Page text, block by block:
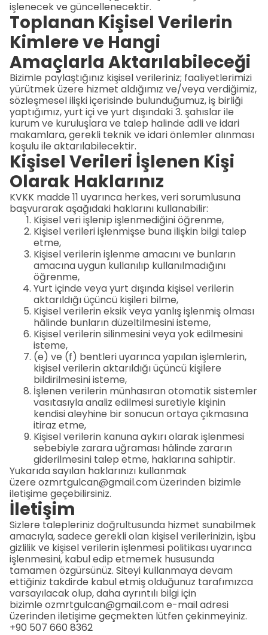
işlenecek ve güncellenecektir.
Toplanan Kişisel Verilerin
Kimlere ve Hangi
Amaçlarla Aktarılabileceği
Bizimle paylaştığınız kişisel verileriniz; faaliyetlerimizi
yürütmek üzere hizmet aldığımız ve/veya verdiğimiz,
sözleşmesel ilişki içerisinde bulunduğumuz, iş birliği
yaptığımız, yurt içi ve yurt dışındaki 3. şahıslar ile
kurum ve kuruluşlara ve talep halinde adli ve idari
makamlara, gerekli teknik ve idari önlemler alınması
koşulu ile aktarılabilecektir.
Kişisel Verileri İşlenen Kişi
Olarak Haklarınız
KVKK madde 11 uyarınca herkes, veri sorumlusuna
başvurarak aşağıdaki haklarını kullanabilir:
Kişisel veri işlenip işlenmediğini öğrenme,
Kişisel verileri işlenmişse buna ilişkin bilgi talep
etme,
Kişisel verilerin işlenme amacını ve bunların
amacına uygun kullanılıp kullanılmadığını
öğrenme,
Yurt içinde veya yurt dışında kişisel verilerin
aktarıldığı üçüncü kişileri bilme,
Kişisel verilerin eksik veya yanlış işlenmiş olması
hâlinde bunların düzeltilmesini isteme,
Kişisel verilerin silinmesini veya yok edilmesini
isteme,
(e) ve (f) bentleri uyarınca yapılan işlemlerin,
kişisel verilerin aktarıldığı üçüncü kişilere
bildirilmesini isteme,
İşlenen verilerin münhasıran otomatik sistemler
vasıtasıyla analiz edilmesi suretiyle kişinin
kendisi aleyhine bir sonucun ortaya çıkmasına
itiraz etme,
Kişisel verilerin kanuna aykırı olarak işlenmesi
sebebiyle zarara uğraması hâlinde zararın
giderilmesini talep etme, haklarına sahiptir.
Yukarıda sayılan haklarınızı kullanmak
üzere ozmrtgulcan@gmail.comüzerinden bizimle
iletişime geçebilirsiniz.
İletişim
Sizlere talepleriniz doğrultusunda hizmet sunabilmek
amacıyla, sadece gerekli olan kişisel verilerinizin, işbu
gizlilik ve kişisel verilerin işlenmesi politikası uyarınca
işlenmesini, kabul edip etmemek hususunda
tamamen özgürsünüz. Siteyi kullanmaya devam
ettiğiniz takdirde kabul etmiş olduğunuz tarafımızca
varsayılacak olup, daha ayrıntılı bilgi için
bizimle ozmrtgulcan@gmail.come-mail adresi
üzerinden iletişime geçmekten lütfen çekinmeyiniz.
+90 507 660 8362‌